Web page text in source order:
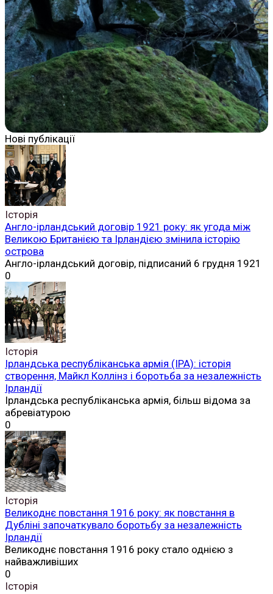
Нові публікації
Історія
Англо-ірландський договір 1921 року: як угода між
Великою Британією та Ірландією змінила історію
острова
Англо-ірландський договір, підписаний 6 грудня 1921
0
Історія
Ірландська республіканська армія (ІРА): історія
створення, Майкл Коллінз і боротьба за незалежність
Ірландії
Ірландська республіканська армія, більш відома за
абревіатурою
0
Історія
Великоднє повстання 1916 року: як повстання в
Дубліні започаткувало боротьбу за незалежність
Ірландії
Великоднє повстання 1916 року стало однією з
найважливіших
0
Історія